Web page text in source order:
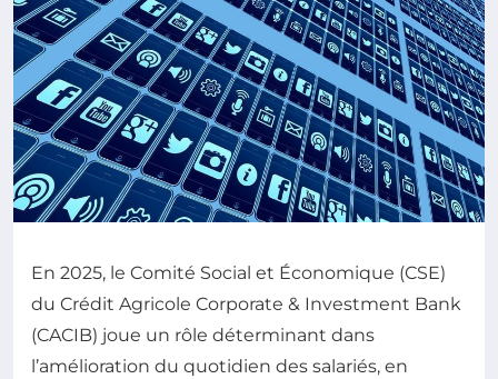
En 2025, le Comité Social et Économique (CSE)
du Crédit Agricole Corporate & Investment Bank
(CACIB) joue un rôle déterminant dans
l’amélioration du quotidien des salariés, en